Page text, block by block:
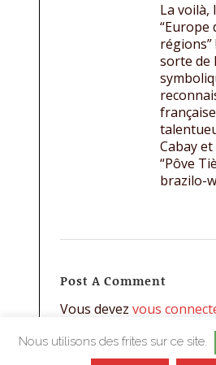
La voilà,
“Europe
régions”
sorte de
Cabay et
“Pôve
brazilo-
Post A Comment
Vous devez vous
Nous utilisons des frites sur ce site.